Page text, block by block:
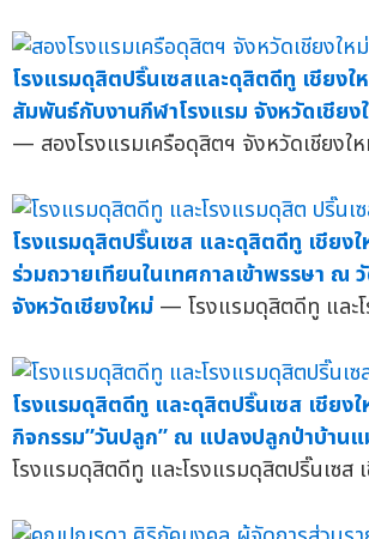
โรงแรมดุสิตปริ๊นเซสและดุสิตดีทู เชียงใ
สัมพันธ์กับงานกีฬาโรงแรม จังหวัดเชียง
— สองโรงแรมเครือดุสิตฯ จังหวัดเชียงให
โรงแรมดุสิตปริ๊นเซส และดุสิตดีทู เชียง
ร่วมถวายเทียนในเทศกาลเข้าพรรษา ณ
จังหวัดเชียงใหม่ — โรงแรมดุสิตดีทู และโ
โรงแรมดุสิตดีทู และดุสิตปริ๊นเซส เชียงใ
กิจกรรม”วันปลูก” ณ แปลงปลูกป่าบ้านแ
โรงแรมดุสิตดีทู และโรงแรมดุสิตปริ๊นเซส เ